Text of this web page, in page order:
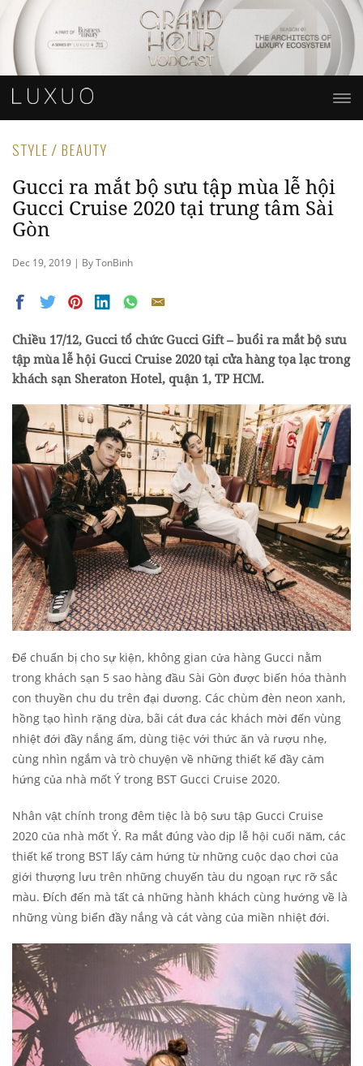
STYLE / BEAUTY
Gucci ra mắt bộ sưu tập mùa lễ hội
Gucci Cruise 2020 tại trung tâm Sài
Gòn
Dec 19, 2019 | By TonBinh
Chiều 17/12, Gucci tổ chức Gucci Gift – buổi ra mắt bộ sưu
tập mùa lễ hội Gucci Cruise 2020 tại cửa hàng tọa lạc trong
khách sạn Sheraton Hotel, quận 1, TP HCM.
Để chuẩn bị cho sự kiện, không gian cửa hàng Gucci nằm
trong khách sạn 5 sao hàng đầu Sài Gòn được biến hóa thành
con thuyền chu du trên đại dương. Các chùm đèn neon xanh,
hồng tạo hình rặng dừa, bãi cát đưa các khách mời đến vùng
nhiệt đới đầy nắng ấm, dùng tiệc với thức ăn và rượu nhẹ,
cùng nhìn ngắm và trò chuyện về những thiết kế đầy cảm
hứng của nhà mốt Ý trong BST Gucci Cruise 2020.
Nhân vật chính trong đêm tiệc là bộ sưu tập Gucci Cruise
2020 của nhà mốt Ý. Ra mắt đúng vào dịp lễ hội cuối năm, các
thiết kế trong BST lấy cảm hứng từ những cuộc dạo chơi của
giới thượng lưu trên những chuyến tàu du ngoạn rực rỡ sắc
màu. Đích đến mà tất cả những hành khách cùng hướng về là
những vùng biển đầy nắng và cát vàng của miền nhiệt đới.